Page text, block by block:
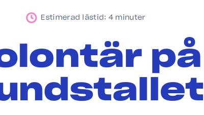
Estimerad lästid: 4 minuter
på